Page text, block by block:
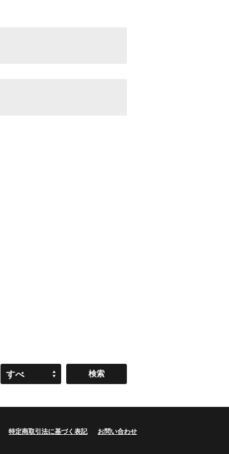
すべ
特定商取引法に基づく表記 お問い合わせ